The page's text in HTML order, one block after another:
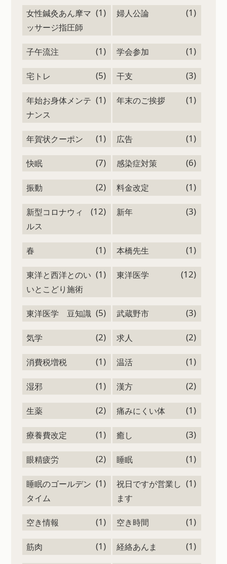
女性鍼灸あん摩マ
ッサージ指圧師
(1) 婦人公論 (1)
子午流注 (1) 学会参加 (1)
宅トレ (5) 干支 (3)
年始お身体メンテ
ナンス
(1) 年末のご挨拶 (1)
年賀状クーポン (1) 広告 (1)
快眠 (7) 感染症対策 (6)
振動 (2) 料金改定 (1)
新型コロナウィ
ルス
(12) 新年 (3)
春 (1) 本橋先生 (1)
東洋と西洋とのい
いとこどり施術
(1) 東洋医学 (12)
東洋医学 豆知識 (5) 武蔵野市 (3)
気学 (2) 求人 (2)
消費税増税 (1) 温活 (1)
湿邪 (1) 漢方 (2)
生薬 (2) 痛みにくい体 (1)
療養費改定 (1) 癒し (3)
眼精疲労 (2) 睡眠 (1)
睡眠のゴールデン
タイム
(1)
祝日ですが営業し
ます
(1)
空き情報 (1) 空き時間 (1)
筋肉 (1) 経絡あんま (1)